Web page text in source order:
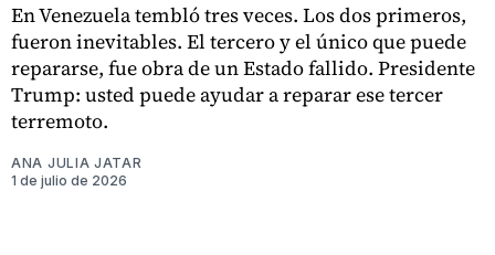
En Venezuela tembló tres veces. Los dos primeros,
fueron inevitables. El tercero y el único que puede
repararse, fue obra de un Estado fallido. Presidente
Trump: usted puede ayudar a reparar ese tercer
terremoto.
ANA JULIA JATAR
1 de julio de 2026